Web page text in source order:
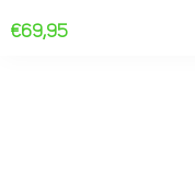
€69,95